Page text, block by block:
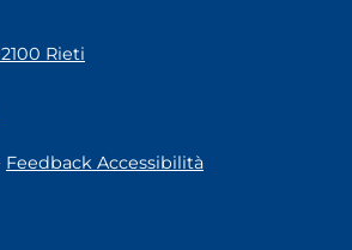
Rieti
Feedback Accessibilità